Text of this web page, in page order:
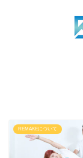
REMAKEについて